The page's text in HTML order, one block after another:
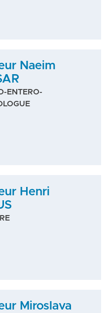
Naeim
ENTERO-
Henri
Miroslava